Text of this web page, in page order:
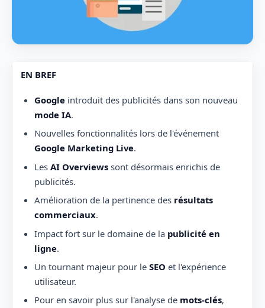
EN BREF
Googleintroduit des publicités dans son nouveau
mode IA.
Nouvelles fonctionnalités lors de l'événement
Google Marketing Live.
Les AI Overviewssont désormais enrichis de
publicités.
Amélioration de la pertinence des résultats
commerciaux.
Impact fort sur le domaine de la publicité en
ligne.
Un tournant majeur pour le SEO et l'expérience
utilisateur.
Pour en savoir plus sur l'analyse de mots-clés,